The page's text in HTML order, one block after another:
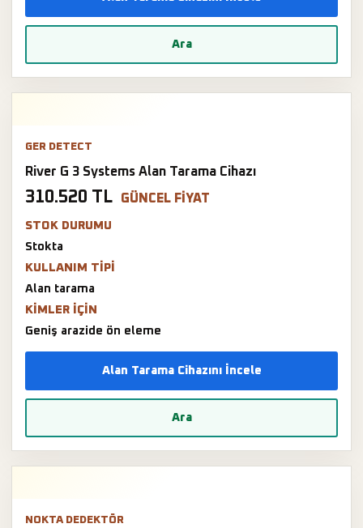
Ara
GER DETECT
River G 3 Systems Alan Tarama Cihazı
310.520 TL GÜNCEL FIYAT
STOK DURUMU
Stokta
KULLANIM TIPI
Alan tarama
KIMLER IÇIN
Geniş arazide ön eleme
Alan Tarama Cihazını İncele
Ara
NOKTA DEDEKTÖR